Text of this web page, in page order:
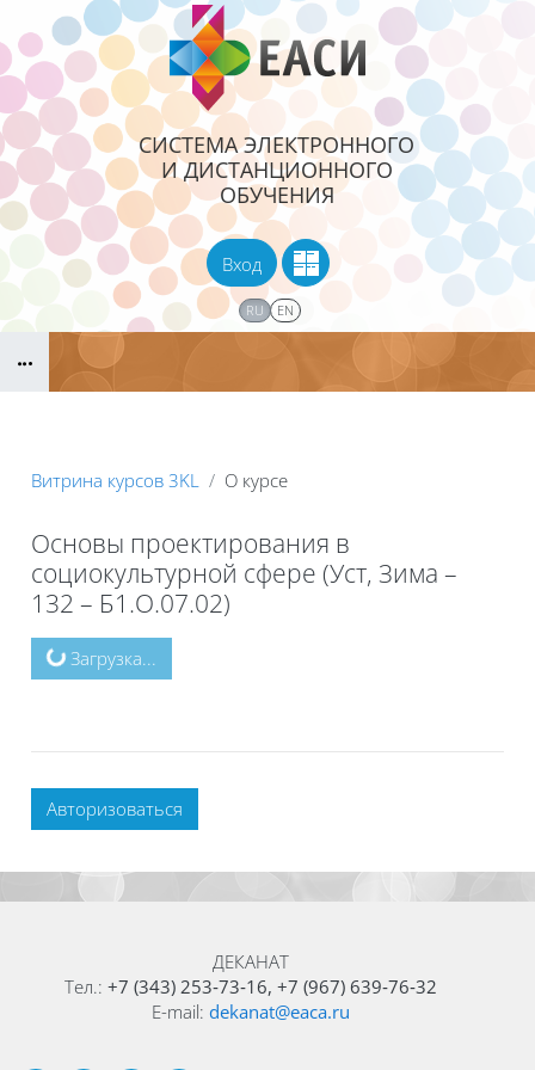
Перейти к основному содержанию
СИСТЕМА ЭЛЕКТРОННОГО
И ДИСТАНЦИОННОГО
ОБУЧЕНИЯ
Вход
RU EN
Витрина курсов 3KL О курсе
Основы проектирования в
социокультурной сфере (Уст, Зима –
132 – Б1.О.07.02)
БлокиЗагрузка...
Авторизоваться
Блоки
ДЕКАНАТ
Тел.: +7 (343) 253‑73‑16, +7 (967) 639‑76‑32
E-mail: dekanat@eaca.ru